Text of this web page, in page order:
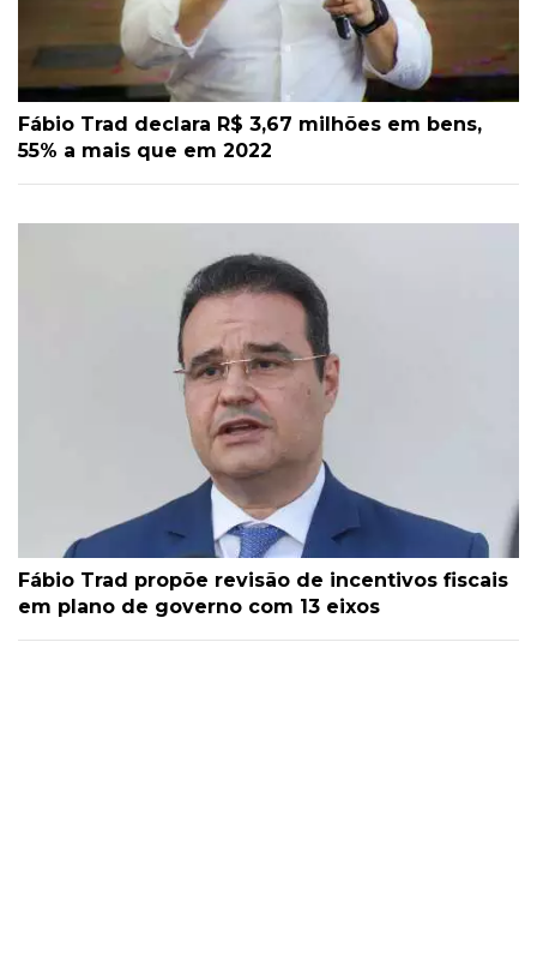
Fábio Trad declara R$ 3,67 milhões em bens,
55% a mais que em 2022
Fábio Trad propõe revisão de incentivos fiscais
em plano de governo com 13 eixos